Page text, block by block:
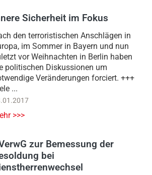
Sicherheit im Fokus
den terroristischen Anschlägen in
im Sommer in Bayern und nun
vor Weihnachten in Berlin haben
politischen Diskussionen um
Veränderungen forciert. +++
...
>>>
zur Bemessung der
bei